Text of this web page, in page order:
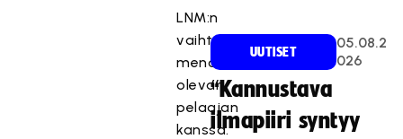
LNM:n
vaihtoon
menossa
olevan
pelaajan
kanssa.
UUTISET
05.08.2
026
“Kannustava
ilmapiiri syntyy